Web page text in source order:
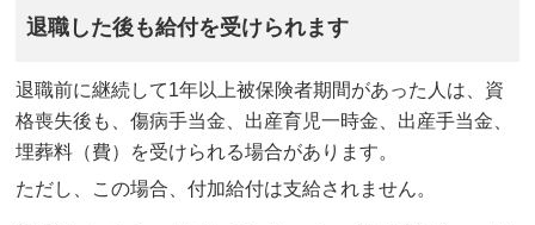
退職した後も給付を受けられます
退職前に継続して1年以上被保険者期間があった人は、資
格喪失後も、傷病手当金、出産育児一時金、出産手当金、
埋葬料（費）を受けられる場合があります。
ただし、この場合、付加給付は支給されません。